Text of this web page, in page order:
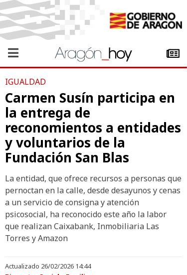
IGUALDAD
Carmen Susín participa en
la entrega de
reconomientos a entidades
y voluntarios de la
Fundación San Blas
La entidad, que ofrece recursos a personas que
pernoctan en la calle, desde desayunos y cenas
a un servicio de consigna y atención
psicosocial, ha reconocido este año la labor
que realizan Caixabank, Inmobiliaria Las
Torres y Amazon
Actualizado 26/02/2026 14:44